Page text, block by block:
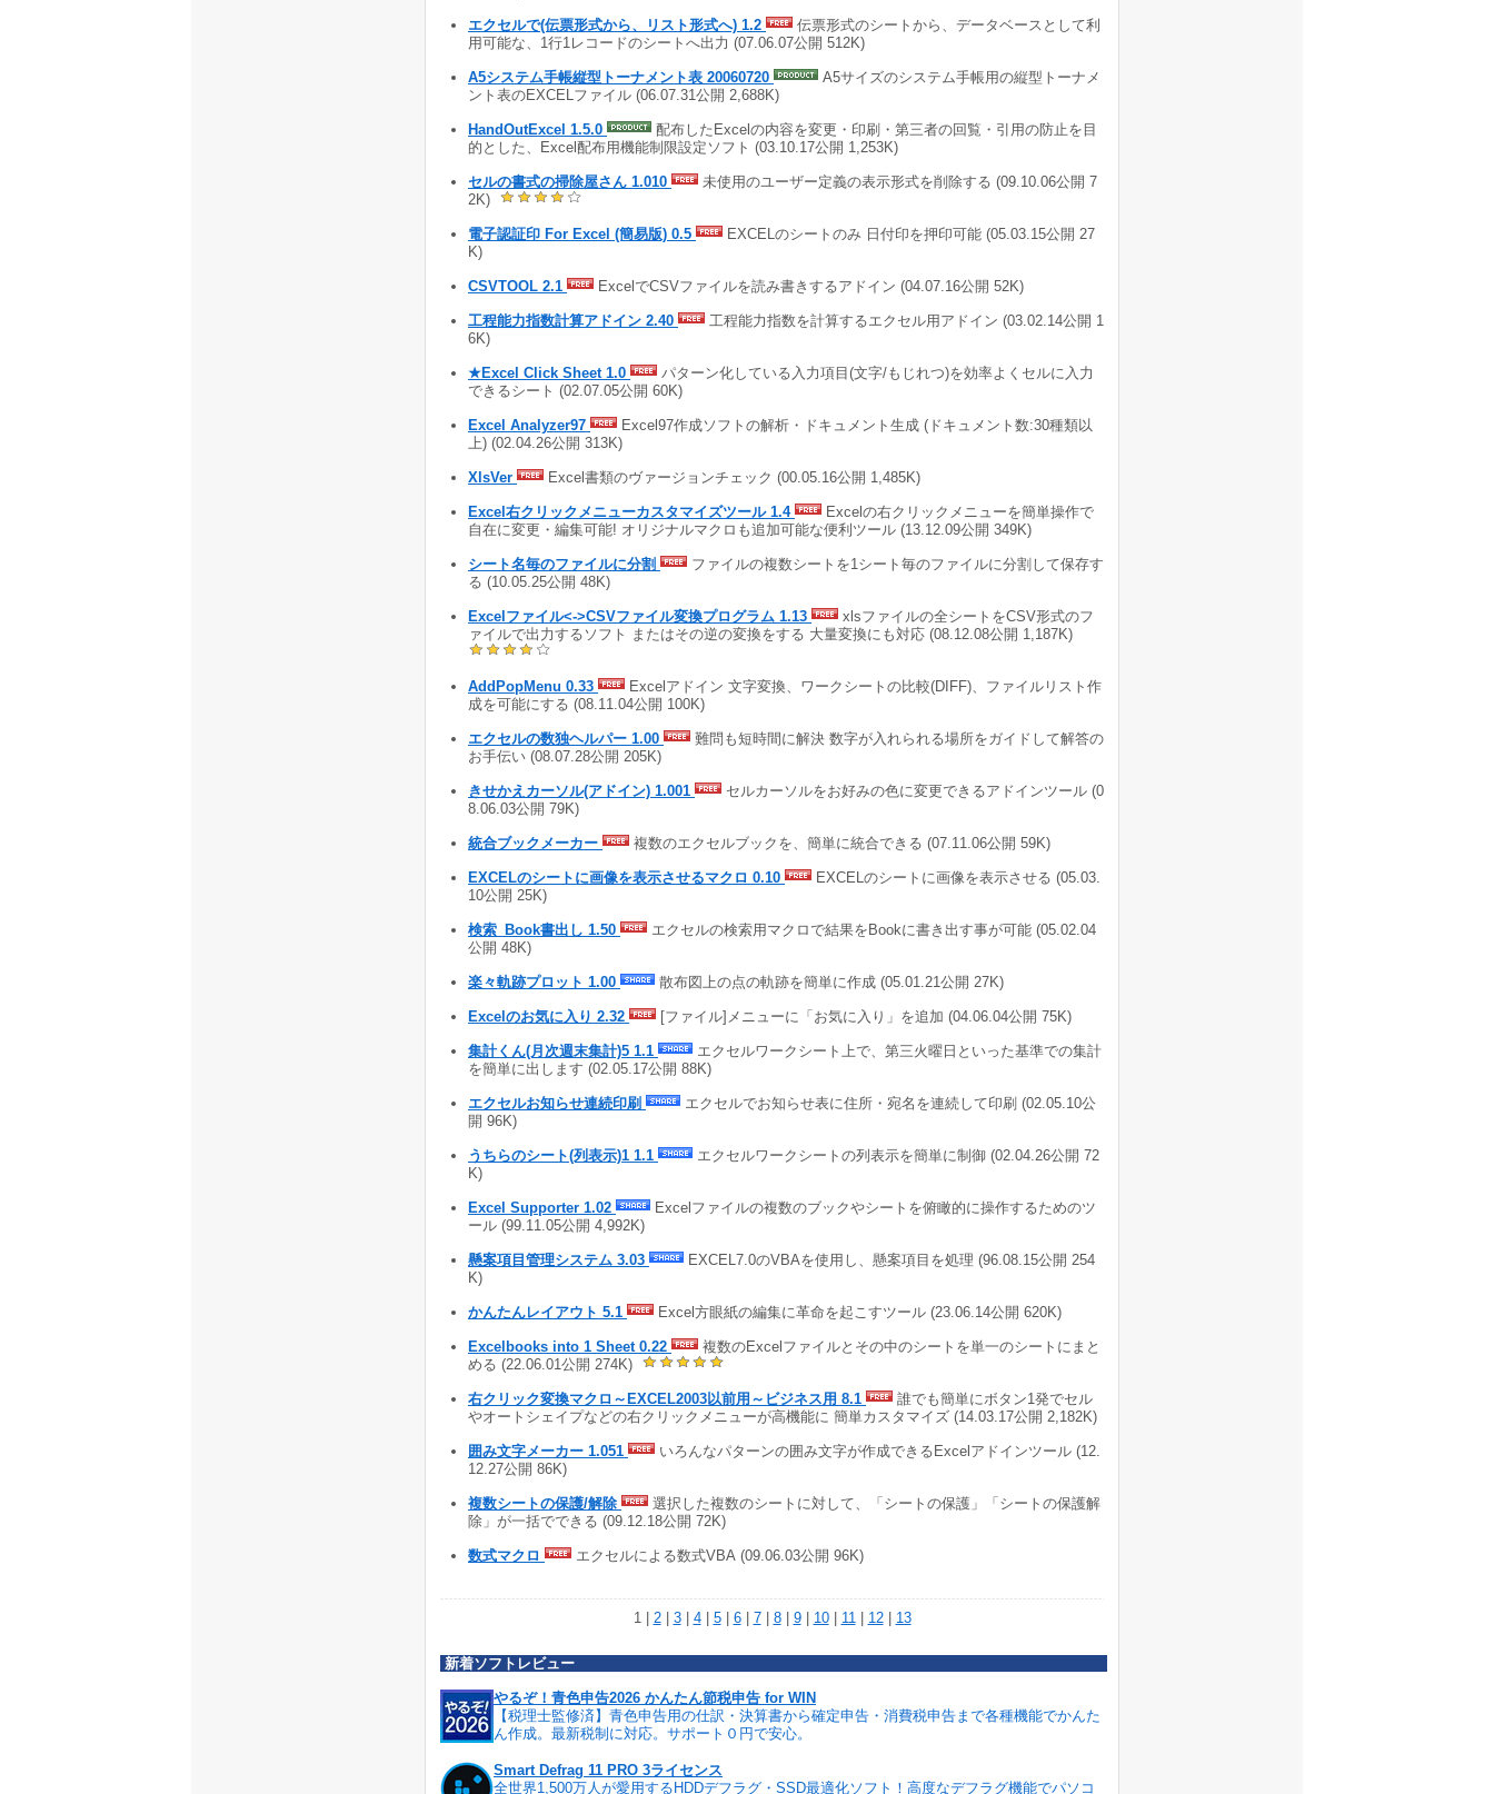
エクセルで(伝票形式から、リスト形式へ) 1.2
伝票形式のシートから、データベースとして利
用可能な、1行1レコードのシートへ出力 (07.06.07公開 512K)
A5システム手帳縦型トーナメント表 20060720
A5サイズのシステム手帳用の縦型トーナメ
ント表のEXCELファイル (06.07.31公開 2,688K)
HandOutExcel 1.5.0
配布したExcelの内容を変更・印刷・第三者の回覧・引用の防止を目
的とした、Excel配布用機能制限設定ソフト (03.10.17公開 1,253K)
セルの書式の掃除屋さん 1.010
未使用のユーザー定義の表示形式を削除する (09.10.06公開 7
2K)
電子認証印 For Excel (簡易版) 0.5
EXCELのシートのみ 日付印を押印可能 (05.03.15公開 27
K)
CSVTOOL 2.1 ExcelでCSVファイルを読み書きするアドイン (04.07.16公開 52K)
工程能力指数計算アドイン 2.40
工程能力指数を計算するエクセル用アドイン (03.02.14公開 1
6K)
★Excel Click Sheet 1.0
パターン化している入力項目(文字/もじれつ)を効率よくセルに入力
できるシート (02.07.05公開 60K)
Excel Analyzer97
Excel97作成ソフトの解析・ドキュメント生成 (ドキュメント数:30種類以
上) (02.04.26公開 313K)
XlsVer Excel書類のヴァージョンチェック (00.05.16公開 1,485K)
Excel右クリックメニューカスタマイズツール 1.4
Excelの右クリックメニューを簡単操作で
自在に変更・編集可能! オリジナルマクロも追加可能な便利ツール (13.12.09公開 349K)
シート名毎のファイルに分割
ファイルの複数シートを1シート毎のファイルに分割して保存す
る (10.05.25公開 48K)
Excelファイル<->CSVファイル変換プログラム 1.13
xlsファイルの全シートをCSV形式のフ
ァイルで出力するソフト またはその逆の変換をする 大量変換にも対応 (08.12.08公開 1,187K)
AddPopMenu 0.33
Excelアドイン 文字変換、ワークシートの比較(DIFF)、ファイルリスト作
成を可能にする (08.11.04公開 100K)
エクセルの数独ヘルパー 1.00
難問も短時間に解決 数字が入れられる場所をガイドして解答の
お手伝い (08.07.28公開 205K)
きせかえカーソル(アドイン) 1.001
セルカーソルをお好みの色に変更できるアドインツール (0
8.06.03公開 79K)
統合ブックメーカー 複数のエクセルブックを、簡単に統合できる (07.11.06公開 59K)
EXCELのシートに画像を表示させるマクロ 0.10
EXCELのシートに画像を表示させる (05.03.
10公開 25K)
検索_Book書出し 1.50
エクセルの検索用マクロで結果をBookに書き出す事が可能 (05.02.04
公開 48K)
楽々軌跡プロット 1.00 散布図上の点の軌跡を簡単に作成 (05.01.21公開 27K)
Excelのお気に入り 2.32 [ファイル]メニューに「お気に入り」を追加 (04.06.04公開 75K)
集計くん(月次週末集計)5 1.1
エクセルワークシート上で、第三火曜日といった基準での集計
を簡単に出します (02.05.17公開 88K)
エクセルお知らせ連続印刷
エクセルでお知らせ表に住所・宛名を連続して印刷 (02.05.10公
開 96K)
うちらのシート(列表示)1 1.1
エクセルワークシートの列表示を簡単に制御 (02.04.26公開 72
K)
Excel Supporter 1.02
Excelファイルの複数のブックやシートを俯瞰的に操作するためのツ
ール (99.11.05公開 4,992K)
懸案項目管理システム 3.03
EXCEL7.0のVBAを使用し、懸案項目を処理 (96.08.15公開 254
K)
かんたんレイアウト 5.1 Excel方眼紙の編集に革命を起こすツール (23.06.14公開 620K)
Excelbooks into 1 Sheet 0.22
複数のExcelファイルとその中のシートを単一のシートにまと
める (22.06.01公開 274K)
右クリック変換マクロ～EXCEL2003以前用～ビジネス用 8.1
誰でも簡単にボタン1発でセル
やオートシェイプなどの右クリックメニューが高機能に 簡単カスタマイズ (14.03.17公開 2,182K)
囲み文字メーカー 1.051
いろんなパターンの囲み文字が作成できるExcelアドインツール (12.
12.27公開 86K)
複数シートの保護/解除
選択した複数のシートに対して、「シートの保護」「シートの保護解
除」が一括でできる (09.12.18公開 72K)
数式マクロ エクセルによる数式VBA (09.06.03公開 96K)
1 | 2| 3| 4| 5| 6| 7| 8| 9| 10| 11 | 12| 13
新着ソフトレビュー
やるぞ！青色申告2026 かんたん節税申告 for WIN
【税理士監修済】青色申告用の仕訳・決算書から確定申告・消費税申告まで各種機能でかんた
ん作成。最新税制に対応。サポート０円で安心。
Smart Defrag 11 PRO 3ライセンス
全世界1,500万人が愛用するHDDデフラグ・SSD最適化ソフト！高度なデフラグ機能でパソコ